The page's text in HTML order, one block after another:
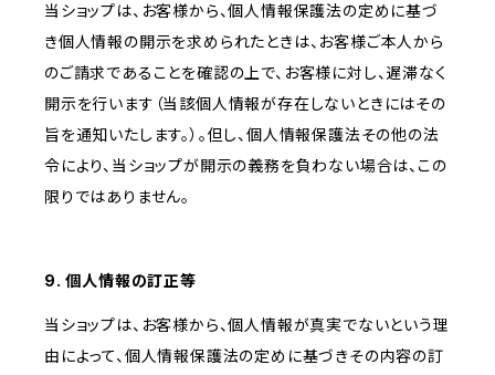
当ショップは、お客様から、個人情報保護法の定めに基づ
き個人情報の開示を求められたときは、お客様ご本人から
のご請求であることを確認の上で、お客様に対し、遅滞なく
開示を行います（当該個人情報が存在しないときにはその
旨を通知いたします。）。但し、個人情報保護法その他の法
令により、当ショップが開示の義務を負わない場合は、この
限りではありません。
9. 個人情報の訂正等
当ショップは、お客様から、個人情報が真実でないという理
由によって、個人情報保護法の定めに基づきその内容の訂